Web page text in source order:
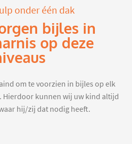
onder één dak
bijles in
op deze
om te voorzien in bijles op elk
Hierdoor kunnen wij uw kind altijd
hij/zij dat nodig heeft.